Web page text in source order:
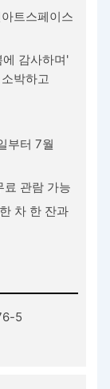
트스페이스
감사하며'
박하고
부터 7월
료 관람 가능
차 한 잔과
5